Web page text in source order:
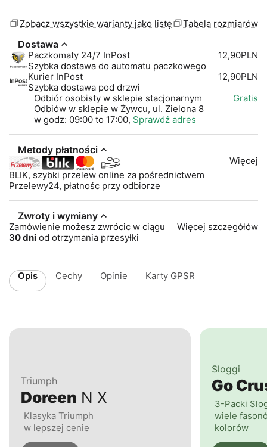
Zobacz wszystkie warianty jako listę Tabela rozmiarów
Dostawa
Paczkomaty 24/7 InPost
Szybka dostawa do automatu paczkowego
12,90PLN
Kurier InPost
Szybka dostawa pod drzwi
12,90PLN
Odbiór osobisty w sklepie stacjonarnym
Odbiów w sklepie w Żywcu, ul. Zielona 8
w godz: 09:00 to 17:00, Sprawdź adres
Gratis
Metody płatności
BLIK, szybki przelew online za pośrednictwem
Przelewy24, płatnośc przy odbiorze
Więcej
Zwroty i wymiany
Zamówienie możesz zwrócic w ciągu
30 dni od otrzymania przesyłki
Więcej szczegółów
Opis Cechy Opinie Karty GPSR
Triumph
Doreen N X
Klasyka Triumph
w lepszej cenie
Sloggi
Go
3-Packi
wiele
kolorów